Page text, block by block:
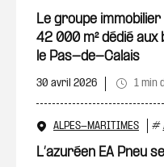
Le groupe
42 000 m² dédié
le Pas-de-Calais
30 avril 2026 1 min
ALPES-MARITIMES #
L’azuréen EA Pneu